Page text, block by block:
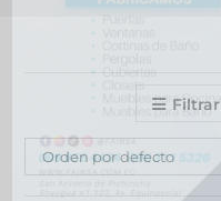
Filtrar
Orden por defecto